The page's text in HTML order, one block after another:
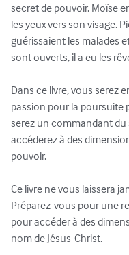
secret de pouvoir. Moïse
les yeux vers son visage.
guérissaient les malades
sont ouverts, il a eu les
Dans ce livre, vous serez
passion pour la poursuite
serez un commandant du
accéderez à des
pouvoir.
Ce livre ne vous laissera
Préparez-vous pour une
pour accéder à des
nom de Jésus-Christ.